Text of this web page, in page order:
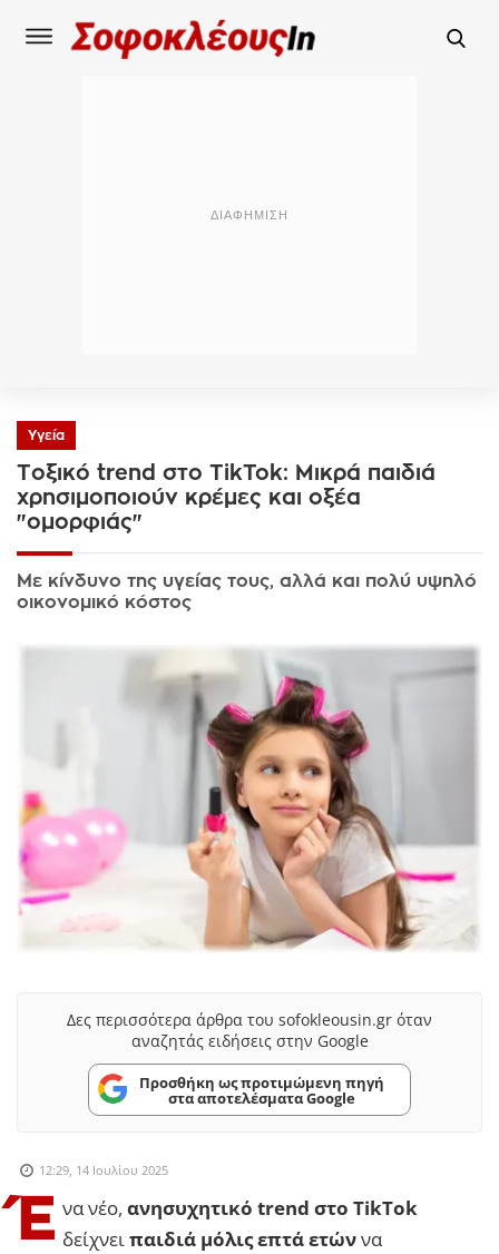
Υγεία
Τοξικό trend στο TikTok: Μικρά παιδιά
χρησιμοποιούν κρέμες και οξέα
"ομορφιάς"
Με κίνδυνο της υγείας τους, αλλά και πολύ υψηλό
οικονομικό κόστος
Δες περισσότερα άρθρα του sofokleousin.gr όταν
αναζητάς ειδήσεις στην Google
Προσθήκη ως προτιμώμενη πηγή
στα αποτελέσματα Google
12:29, 14 Ιουλίου 2025
Έ να νέο, ανησυχητικό trend στο TikTok
δείχνειπαιδιά μόλις επτά ετώννα